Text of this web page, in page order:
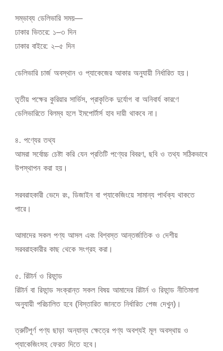
সম্ভাব্য ডেলিভারি সময়—
ঢাকার ভিতরে: ১–৩ দিন
ঢাকার বাইরে: ২–৫ দিন
ডেলিভারি চার্জ অবস্থান ও প্যাকেজের আকার অনুযায়ী নির্ধারিত হয়।
তৃতীয় পক্ষের কুরিয়ার সার্ভিস, প্রাকৃতিক দুর্যোগ বা অনিবার্য কারণে
ডেলিভারিতে বিলম্ব হলে ইমপোর্টার্স হাব দায়ী থাকবে না।
৪️. পণ্যের তথ্য
আমরা সর্বোচ্চ চেষ্টা করি যেন প্রতিটি পণ্যের বিবরণ, ছবি ও তথ্য সঠিকভাবে
উপস্থাপন করা হয়।
সরবরাহকারী ভেদে রং, ডিজাইন বা প্যাকেজিংয়ে সামান্য পার্থক্য থাকতে
পারে।
আমাদের সকল পণ্য আসল এবং বিশ্বস্ত আন্তর্জাতিক ও দেশীয়
সরবরাহকারীর কাছ থেকে সংগ্রহ করা।
৫️. রিটার্ন ও রিফান্ড
রিটার্ন বা রিফান্ড সংক্রান্ত সকল বিষয় আমাদের রিটার্ন ও রিফান্ড নীতিমালা
অনুযায়ী পরিচালিত হবে (বিস্তারিত জানতে নির্ধারিত পেজ দেখুন)।
ত্রুটিপূর্ণ পণ্য ছাড়া অন্যান্য ক্ষেত্রে পণ্য অবশ্যই মূল অবস্থায় ও
প্যাকেজিংসহ ফেরত দিতে হবে।